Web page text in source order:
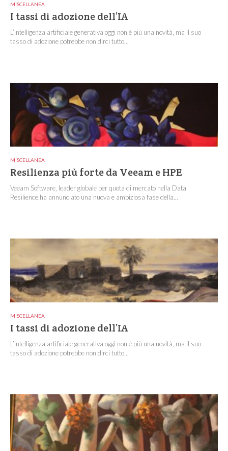
MISCELLANEA
I tassi di adozione dell’IA
L’intelligenza artificiale generativa oggi non è più una novità, ma il suo
tasso di adozione potrebbe non dirci tutto...
MISCELLANEA
Resilienza più forte da Veeam e HPE
Veeam Software, leader globale per quota di mercato nella Data
Resilience,ha annunciato una nuova e ambiziosa fase della...
MISCELLANEA
I tassi di adozione dell’IA
L’intelligenza artificiale generativa oggi non è più una novità, ma il suo
tasso di adozione potrebbe non dirci tutto...